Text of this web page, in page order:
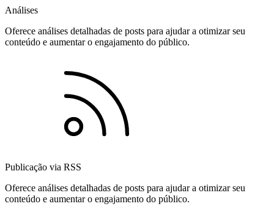
Análises
Oferece análises detalhadas de posts para ajudar a otimizar seu
conteúdo e aumentar o engajamento do público.
Publicação via RSS
Oferece análises detalhadas de posts para ajudar a otimizar seu
conteúdo e aumentar o engajamento do público.